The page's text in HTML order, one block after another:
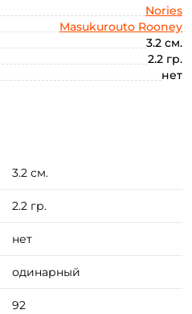
Nories
Masukurouto Rooney
3.2 см.
2.2 гр.
нет
3.2 см.
2.2 гр.
нет
одинарный
92